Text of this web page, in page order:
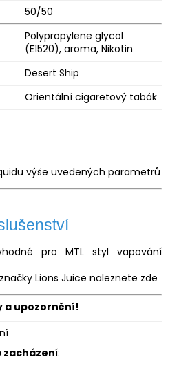
50/50
Polypropylene glycol
(E1520), aroma, Nikotin
Desert Ship
Orientální cigaretový tabák
výše uvedených parametrů
pro MTL styl vapování
Lions Juice naleznete zde
a upozornění!
zacházení: